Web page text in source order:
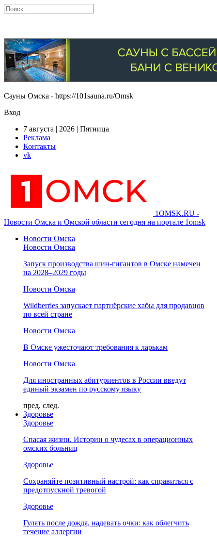
Сауны Омска - https://101sauna.ru/Omsk
Вход
7 августа | 2026 | Пятница
Реклама
Контакты
vk
1OMSK.RU -
Новости Омска и Омской области сегодня на портале 1omsk
Новости Омска
Новости Омска
Запуск производства шин-гигантов в Омске намечен
на 2028–2029 годы
Новости Омска
Wildberries запускает партнёрские хабы для продавцов
по всей стране
Новости Омска
В Омске ужесточают требования к ларькам
Новости Омска
Для иностранных абитуриентов в России введут
единый экзамен по русскому языку
пред. след.
Здоровье
Здоровье
Спасая жизни. Истории о чудесах в операционных
омских больниц
Здоровье
Сохраняйте позитивный настрой: как справиться с
предотпускной тревогой
Здоровье
Гулять после дождя, надевать очки: как облегчить
течение аллергии